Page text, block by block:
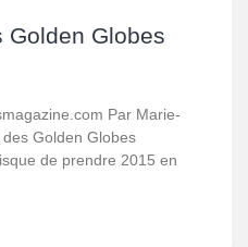
Golden Globes
Par Marie-
Golden Globes
de prendre 2015 en